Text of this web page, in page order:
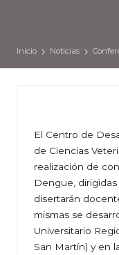
Inicio Noticias
El Centro de
de Ciencias
realización de
Dengue,
disertarán
mismas se
Universitario
San Martín) y en